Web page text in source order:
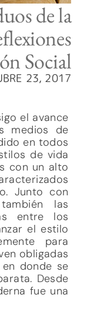
de la
Social
23, 2017
el avance
medios de
en todos
de vida
con un alto
Junto con
las
entre los
el estilo
para
obligadas
donde se
Desde
fue una